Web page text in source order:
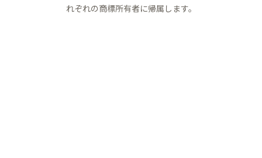
れぞれの商標所有者に帰属します。